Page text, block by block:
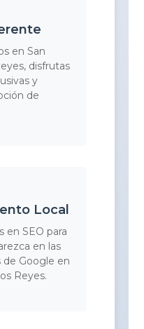
en San
disfrutas
y
de
Local
en SEO para
en las
de Google en
Reyes.